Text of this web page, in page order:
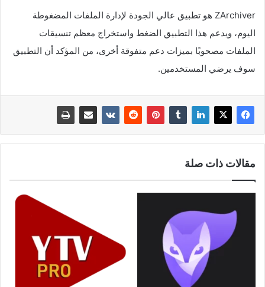
ZArchiver هو تطبيق عالي الجودة لإدارة الملفات المضغوطة
اليوم، ويدعم هذا التطبيق الضغط واستخراج معظم تنسيقات
الملفات مصحوبًا بميزات دعم متفوقة أخرى، من المؤكد أن التطبيق
سوف يرضي المستخدمين.
مقالات ذات صلة